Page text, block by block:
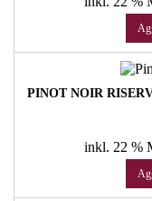
PINOT NOIR
inkl. 22 %